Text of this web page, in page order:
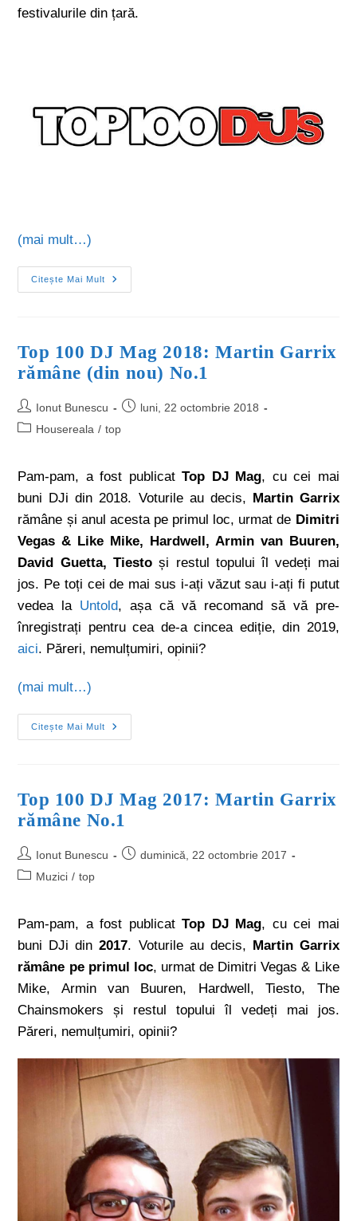
festivalurile din țară.
(mai mult…)
Citește Mai Mult
Top 100 DJ Mag 2018: Martin Garrix
rămâne (din nou) No.1
Ionut Bunescu
luni, 22 octombrie 2018
Housereala / top
Pam-pam, a fost publicatTop DJ Mag, cu cei mai
buni DJi din 2018. Voturile au decis, Martin Garrix
rămâne și anul acesta pe primul loc, urmat de Dimitri
Vegas & Like Mike, Hardwell, Armin van Buuren,
David Guetta, Tiestoși restul topului îl vedeți mai
jos. Pe toți cei de mai sus i-ați văzut sau i-ați fi putut
vedea la Untold, așa că vă recomand să vă pre-
înregistrați pentru cea de-a cincea ediție, din 2019,
aici. Păreri, nemulțumiri, opinii?
(mai mult…)
Citește Mai Mult
Top 100 DJ Mag 2017: Martin Garrix
rămâne No.1
Ionut Bunescu
duminică, 22 octombrie 2017
Muzici / top
Pam-pam, a fost publicatTop DJ Mag, cu cei mai
buni DJi din2017. Voturile au decis, Martin Garrix
rămâne pe primul loc, urmat de Dimitri Vegas & Like
Mike, Armin van Buuren, Hardwell, Tiesto, The
Chainsmokers și restul topului îl vedeți mai jos.
Păreri, nemulțumiri, opinii?